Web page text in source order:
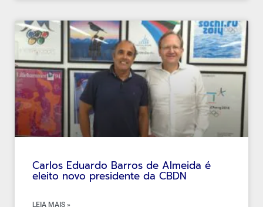
Carlos Eduardo Barros de Almeida é
eleito novo presidente da CBDN
LEIA MAIS »